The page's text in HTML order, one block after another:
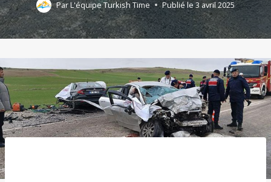
ParL'équipe Turkish Time Publié le3 avril 2025